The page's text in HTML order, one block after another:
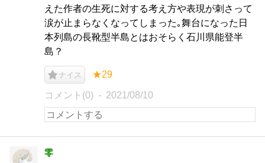
えた作者の生死に対する考え方や表現が刺さって
涙が止まらなくなってしまった｡舞台になった日
本列島の長靴型半島とはおそらく石川県能登半
島？
ナイス ★29
コメント(0) 2021/08/10
零